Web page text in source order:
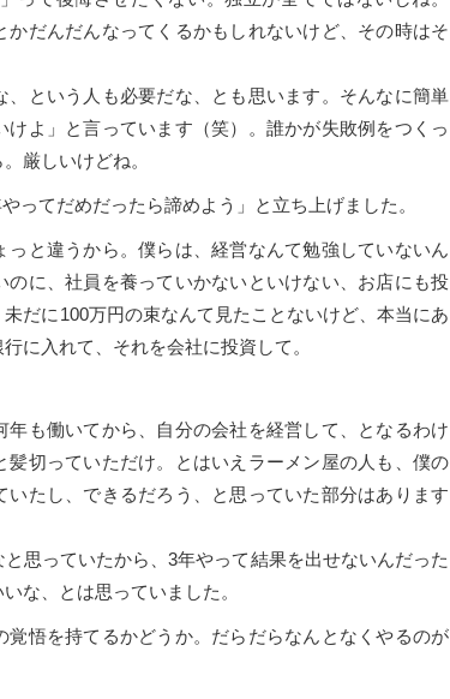
だんだんなってくるかもしれないけど、その時はそ
という人も必要だな、とも思います。そんなに簡単
よ」と言っています（笑）。誰かが失敗例をつくっ
厳しいけどね。
ってだめだったら諦めよう」と立ち上げました。
と違うから。僕らは、経営なんて勉強していないん
に、社員を養っていかないといけない、お店にも投
だに100万円の束なんて見たことないけど、本当にあ
に入れて、それを会社に投資して。
も働いてから、自分の会社を経営して、となるわけ
髪切っていただけ。とはいえラーメン屋の人も、僕の
たし、できるだろう、と思っていた部分はあります
思っていたから、3年やって結果を出せないんだった
な、とは思っていました。
覚悟を持てるかどうか。だらだらなんとなくやるのが